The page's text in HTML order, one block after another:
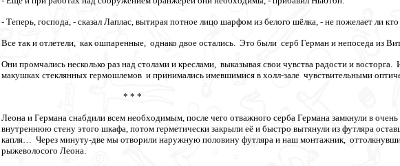
- Теперь, господа, - сказал Лаплас, вытирая потное лицо шарфом из белого шёлка, - не пожелает ли
Все так и отлетели, как ошпаренные, однако двое остались. Это были серб Герман и непоседа из
Они промчались несколько раз над столами и креслами, выказывая свои чувства радости и
макушках стеклянных гермошлемов и принимались имевшимися в холл-зале чувствительными
* * *
Леона и Германа снабдили всем необходимым, после чего отважного серба Германа замкнули в
внутреннюю стену этого шкафа, потом герметически закрыли её и быстро вытянули из футляра
капля… Через минуту-две мы отворили наружную половину футляра и наш монтажник,
рыжеволосого Леона.